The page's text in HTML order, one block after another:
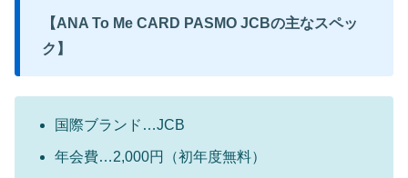
【ANA To Me CARD PASMO JCBの主なスペッ
ク】
国際ブランド…JCB
年会費…2,000円（初年度無料）